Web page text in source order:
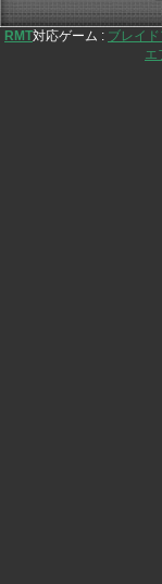
RMT対応ゲーム : ブレイ
エ